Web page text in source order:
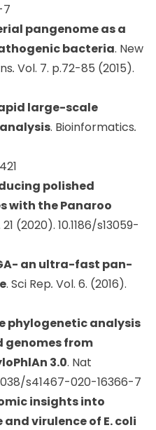
7
pangenome as a
bacteria. New
. Vol. 7. p.72-85 (2015).
large-scale
. Bioinformatics.
polished
with the Panaroo
(2020). 10.1186/s13059-
an ultra-fast pan-
. Sci Rep. Vol. 6. (2016).
phylogenetic analysis
genomes from
3.0. Nat
s41467-020-16366-7
insights into
virulence of E. coli